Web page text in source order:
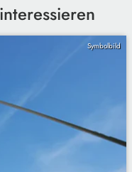
Symbolbild